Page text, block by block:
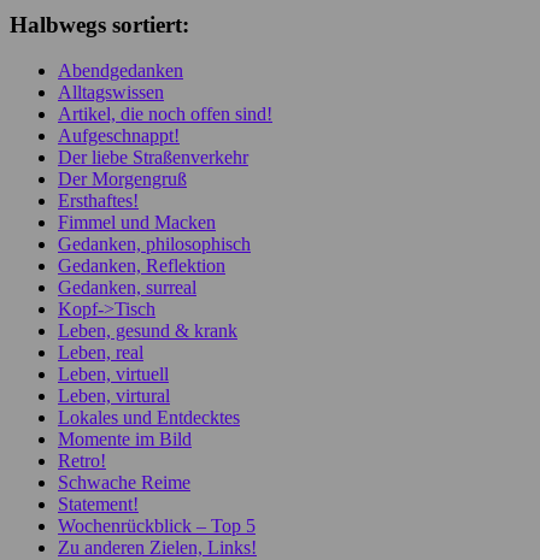
Halbwegs sortiert:
Abendgedanken
Alltagswissen
Artikel, die noch offen sind!
Aufgeschnappt!
Der liebe Straßenverkehr
Der Morgengruß
Ersthaftes!
Fimmel und Macken
Gedanken, philosophisch
Gedanken, Reflektion
Gedanken, surreal
Kopf->Tisch
Leben, gesund & krank
Leben, real
Leben, virtuell
Leben, virtural
Lokales und Entdecktes
Momente im Bild
Retro!
Schwache Reime
Statement!
Wochenrückblick – Top 5
Zu anderen Zielen, Links!